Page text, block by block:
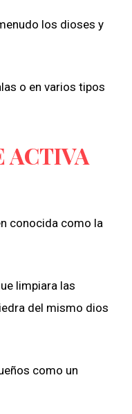
los dioses y
o en varios tipos
ACTIVA
conocida como la
limpiara las
del mismo dios
como un